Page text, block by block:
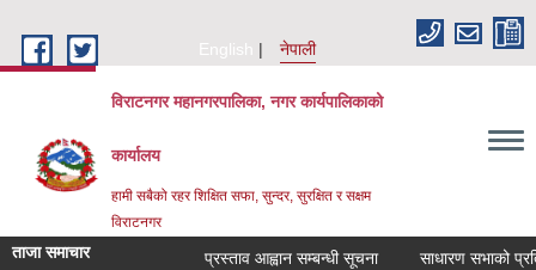
English
नेपाली
विराटनगर महानगरपालिका, नगर कार्यपालिकाको
कार्यालय
हामी सबैको रहर शिक्षित सफा, सुन्दर, सुरक्षित र सक्षम
विराटनगर
ताजा समाचार प्रस्ताव आह्वान सम्बन्धी सूचना साधारण सभाको